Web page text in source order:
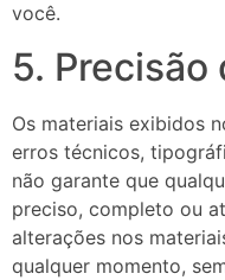
você.
5.
Os materiais exibidos
erros técnicos,
não garante que
preciso, completo ou
alterações nos
qualquer momento,